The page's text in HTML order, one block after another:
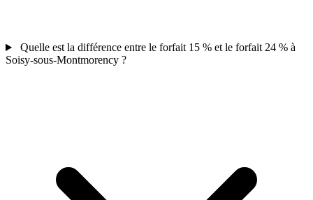
Quelle est la différence entre le forfait 15 % et le forfait 24 % à
Soisy-sous-Montmorency ?